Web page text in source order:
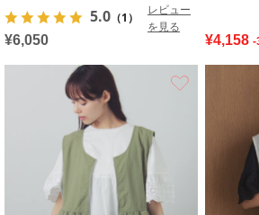
5.0 （1）
レビュー
を見る
¥6,050
¥4,158 -